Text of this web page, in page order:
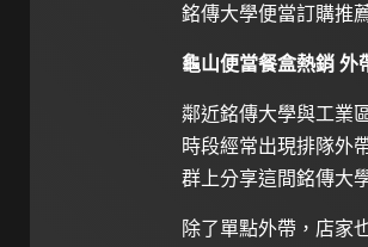
銘傳大學便當訂購推
龜山便當餐盒熱銷 外
鄰近銘傳大學與工業
時段經常出現排隊外
群上分享這間銘傳大
除了單點外帶，店家